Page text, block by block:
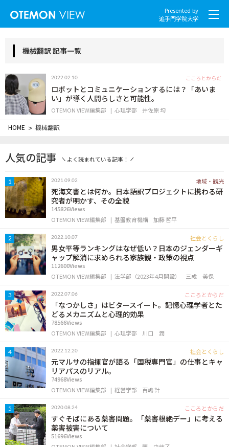
Presented by
追手門学院大学
社会とくらし
グローバル
こころとからだ
IT・メディア
地域・観光
OTEMON VIEWについて
サイトポリシー
FOLLOW US
機械翻訳 記事一覧
2022.02.10 こころとからだ
ロボットとコミュニケーションするには？「あいま
い」が導く人間らしさと可能性。
OTEMON VIEW編集部 心理学部 井佐原 均
HOME > 機械翻訳
人気の記事 よく読まれている記事！
1 2021.09.02 地域・観光
死海文書とは何か。日本語訳プロジェクトに携わる研
究者が明かす、その全貌
145826Views
OTEMON VIEW編集部
基盤教育機構 加藤 哲平
2 2022.10.07 社会とくらし
男女平等ランキングはなぜ低い？日本のジェンダーギ
ャップ解消に求められる家族観・政策の視点
112600Views
OTEMON VIEW編集部
法学部（2023年4月開設） 三成 美保
3 2022.07.06 こころとからだ
「なつかしさ」はビタースイート。記憶心理学者とた
どるメカニズムと心理的効果
78566Views
OTEMON VIEW編集部
心理学部 川口 潤
4 2022.12.20 社会とくらし
元マルサの指揮官が語る「国税専門官」の仕事とキャ
リアパスのリアル。
74968Views
OTEMON VIEW編集部
経営学部 百嶋 計
5 2020.08.24 こころとからだ
すぐそばにある薬害問題。「薬害根絶デー」に考える
薬害被害について
51696Views